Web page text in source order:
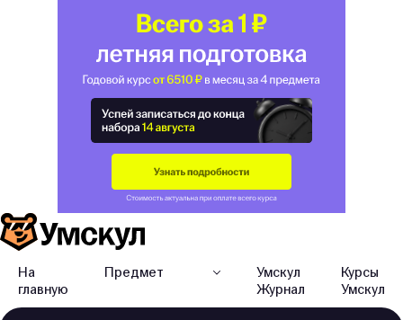
На
главную
Предмет
Умскул
Журнал
Курсы
Умскул